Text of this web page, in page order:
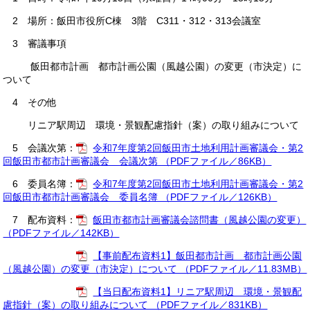
2 場所：飯田市役所C棟 3階 C311・312・313会議室
3 審議事項
飯田都市計画 都市計画公園（風越公園）の変更（市決定）に
ついて
4 その他
リニア駅周辺 環境・景観配慮指針（案）の取り組みについて
5 会議次第：
令和7年度第2回飯田市土地利用計画審議会・第2
回飯田市都市計画審議会 会議次第 （PDFファイル／86KB）
6 委員名簿：
令和7年度第2回飯田市土地利用計画審議会・第2
回飯田市都市計画審議会 委員名簿 （PDFファイル／126KB）
7 配布資料：
飯田市都市計画審議会諮問書（風越公園の変更）
（PDFファイル／142KB）
【事前配布資料1】飯田都市計画 都市計画公園
（風越公園）の変更（市決定）について （PDFファイル／11.83MB）
【当日配布資料1】リニア駅周辺 環境・景観配
慮指針（案）の取り組みについて （PDFファイル／831KB）